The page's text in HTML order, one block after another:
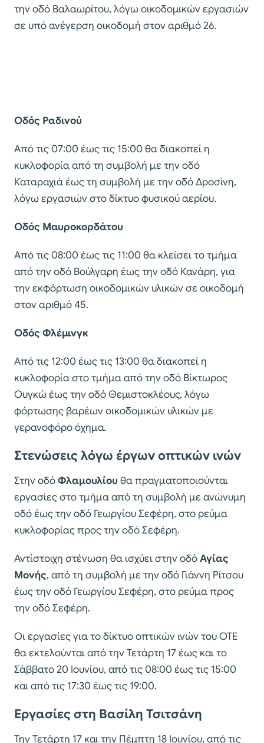
την οδό Βαλαωρίτου, λόγω οικοδομικών εργασιών
σε υπό ανέγερση οικοδομή στον αριθμό 26.
Οδός Ραδινού
Από τις 07:00 έως τις 15:00 θα διακοπεί η
κυκλοφορία από τη συμβολή με την οδό
Καταραχιά έως τη συμβολή με την οδό Δροσίνη,
λόγω εργασιών στο δίκτυο φυσικού αερίου.
Οδός Μαυροκορδάτου
Από τις 08:00 έως τις 11:00 θα κλείσει το τμήμα
από την οδό Βούλγαρη έως την οδό Κανάρη, για
την εκφόρτωση οικοδομικών υλικών σε οικοδομή
στον αριθμό 45.
Οδός Φλέμινγκ
Από τις 12:00 έως τις 13:00 θα διακοπεί η
κυκλοφορία στο τμήμα από την οδό Βίκτωρος
Ουγκώ έως την οδό Θεμιστοκλέους, λόγω
φόρτωσης βαρέων οικοδομικών υλικών με
γερανοφόρο όχημα.
Στενώσεις λόγω έργων οπτικών ινών
Στην οδόΦλαμουλίου θα πραγματοποιούνται
εργασίες στο τμήμα από τη συμβολή με ανώνυμη
οδό έως την οδό Γεωργίου Σεφέρη, στο ρεύμα
κυκλοφορίας προς την οδό Σεφέρη.
Αντίστοιχη στένωση θα ισχύει στην οδόΑγίας
Μονής, από τη συμβολή με την οδό Γιάννη Ρίτσου
έως την οδό Γεωργίου Σεφέρη, στο ρεύμα προς
την οδό Σεφέρη.
Οι εργασίες για το δίκτυο οπτικών ινών του ΟΤΕ
θα εκτελούνται από την Τετάρτη 17 έως και το
Σάββατο 20 Ιουνίου, από τις 08:00 έως τις 15:00
και από τις 17:30 έως τις 19:00.
Εργασίες στη Βασίλη Τσιτσάνη
Την Τετάρτη 17 και την Πέμπτη 18 Ιουνίου, από τις